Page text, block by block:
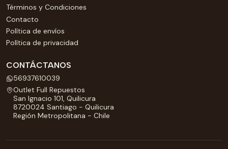
Términos y Condiciones
Contacto
Política de envíos
Política de privacidad
CONTÁCTANOS
56937610039
Outlet Full Repuestos
San Ignacio 101, Quilicura
8720024 Santiago - Quilicura
Región Metropolitana - Chile